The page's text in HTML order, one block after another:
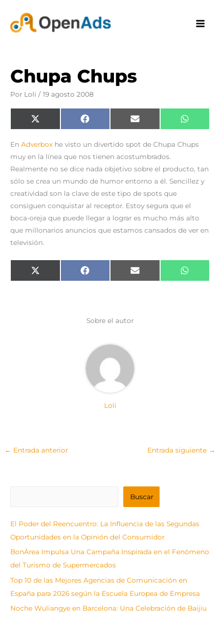
contenido
Chupa Chups
Por Loli/19 agosto 2008
Compartir
en
X
(
w
i
t
t
e
r
)
Compartir
en
F
a
b
o
o
k
Compartir
en
E
m
i
l
en
W
h
s
p
EnAdverbox he visto un divertido spot de Chupa Chups
muy en la línea que nos tienen acostumbrados.
Realmente no se dice nada objetivo sobre el producto, tan
sólo se crea un mundo de humor entorno a él. Sencillez y
creatividad son la clave de este tipo de spots que
consiguen conquistar al receptor. Estoy segura que el
boca-oreja que puede llegar a lograr es mucho más alto
que millonarios anuncios que estamos cansados de ver en
televisión.
Compartir
en
X
(
Compartir
en
F
a
k
Compartir
en
E
m
en
W
h
Sobre el autor
Loli
← Entrada anterior Entrada siguiente →
Buscar
El Poder del Reencuentro: La Influencia de las Segundas
Oportunidades en la Opinión del Consumidor
BonÀrea Impulsa Una Campaña Inspirada en el Fenómeno
del Turismo de Supermercados
Top 10 de las Mejores Agencias de Comunicación en
España para 2026 según la Escuela Europea de Empresa
Noche Wuliangye en Barcelona: Una Celebración de Baijiu